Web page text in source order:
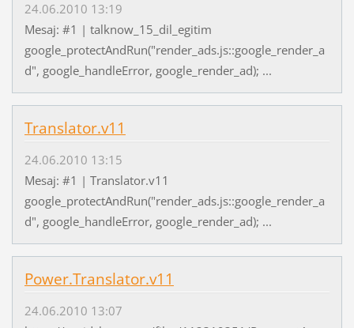
24.06.2010 13:19
Mesaj: #1 | talknow_15_dil_egitim
google_protectAndRun("render_ads.js::google_render_a
d", google_handleError, google_render_ad); ...
Translator.v11
24.06.2010 13:15
Mesaj: #1 | Translator.v11
google_protectAndRun("render_ads.js::google_render_a
d", google_handleError, google_render_ad); ...
Power.Translator.v11
24.06.2010 13:07